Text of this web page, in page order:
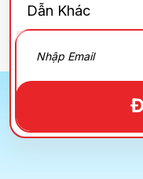
Dẫn Khác